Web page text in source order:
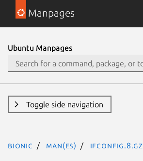
Manpages
Ubuntu Manpages
Toggle side navigation
bionic man(es) ifconfig.8.gz